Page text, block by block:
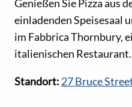
Genießen Sie Pizza aus
einladenden Speisesaal
im Fabbrica Thornbury,
italienischen Restaurant.
Standort: 27 Bruce